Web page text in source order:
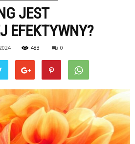
JEST
EFEKTYWNY?
483 0